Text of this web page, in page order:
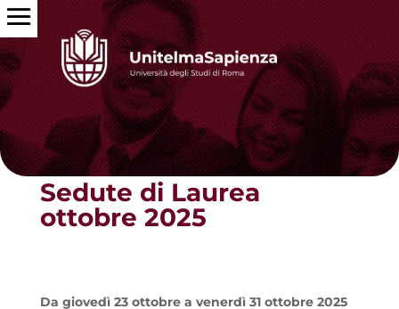
Torna alle news
Sedute di Laurea
ottobre 2025
Da giovedì 23 ottobre a venerdì 31 ottobre 2025